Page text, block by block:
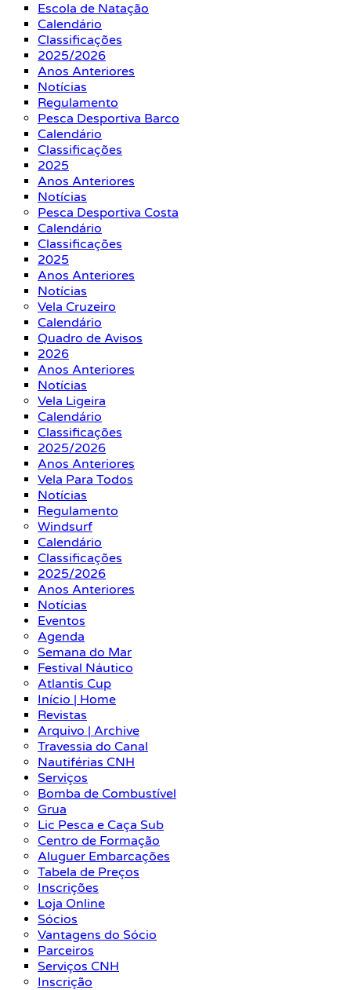
Escola de Natação
Calendário
Classificações
2025/2026
Anos Anteriores
Notícias
Regulamento
Pesca Desportiva Barco
Calendário
Classificações
2025
Anos Anteriores
Notícias
Pesca Desportiva Costa
Calendário
Classificações
2025
Anos Anteriores
Notícias
Vela Cruzeiro
Calendário
Quadro de Avisos
2026
Anos Anteriores
Notícias
Vela Ligeira
Calendário
Classificações
2025/2026
Anos Anteriores
Vela Para Todos
Notícias
Regulamento
Windsurf
Calendário
Classificações
2025/2026
Anos Anteriores
Notícias
Eventos
Agenda
Semana do Mar
Festival Náutico
Atlantis Cup
Início | Home
Revistas
Arquivo | Archive
Travessia do Canal
Nautiférias CNH
Serviços
Bomba de Combustível
Grua
Lic Pesca e Caça Sub
Centro de Formação
Aluguer Embarcações
Tabela de Preços
Inscrições
Loja Online
Sócios
Vantagens do Sócio
Parceiros
Serviços CNH
Inscrição